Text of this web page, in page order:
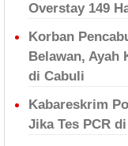
Overstay 149
Korban
Belawan, Ayah
di Cabuli
Kabareskrim
Jika Tes PCR